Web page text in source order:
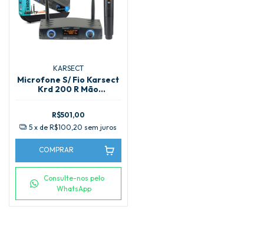
KARSECT
Microfone S/ Fio Karsect
Krd 200 R Mão
R$501,00
5 x deR$100,20 sem juros
COMPRAR
Consulte-nos pelo
WhatsApp